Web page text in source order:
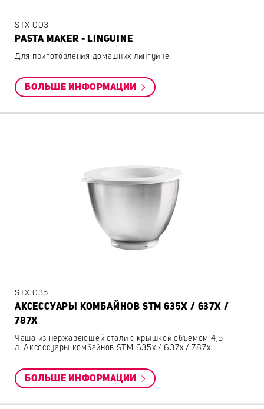
STX 003
PASTA MAKER - LINGUINE
Для приготовления домашних лингуине.
БОЛЬШЕ ИНФОРМАЦИИ
STX 035
АКСЕССУАРЫ КОМБАЙНОВ STM 635X / 637X /
787X
Чаша из нержавеющей стали с крышкой объемом 4,5
л. Аксессуары комбайнов STM 635x / 637x / 787x.
БОЛЬШЕ ИНФОРМАЦИИ